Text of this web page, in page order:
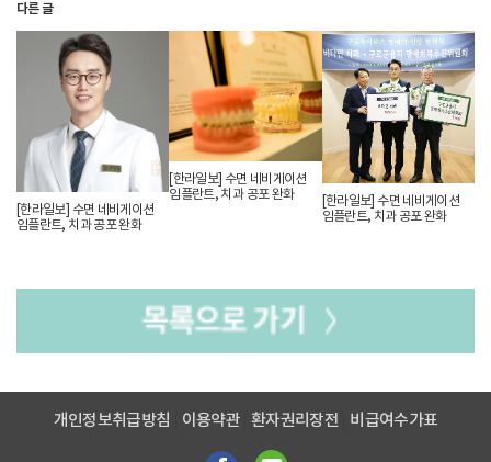
공포와 불안이 심한 분들에게 도움이 될 수 있다
대한 트라우마가 있거나 구역질로 인해 치료가 어려웠던
환자분,고혈압과 당뇨 등 전신질환자 고령의 노약자,
내원횟수를 줄이고 싶은 분들에게 좋은 대안이 될 수 있다.
수면임플란트의 고려 대상으로 긴 치료가 힘든 경우에도
적절하며 장애가 있거나 치과에 대한 부정적 인식을 갖고 있는
환자도 적합하다
수면마취치료 전 주의사항으로 수술 6 시간
전엔 금연
금주해야 하며 규칙적으로 복용하는 약물이 있다면
의료진과 상의 후 복용해야 한다 .감기에 걸린 경우 수술 날짜를
변경해야 하며 수면치료 끝난 후에도 잠이 덜 깬 느낌이 있을 수
다른 글
[한라일보] 수면 네비게이션
임플란트, 치과 공포 완화
[한라일보] 수면 네비게이션
임플란트, 치과 공포 완화
[한라일보] 수면 네비게이션
임플란트, 치과 공포 완화
개인정보취급방침 이용약관 환자권리장전 비급여수가표